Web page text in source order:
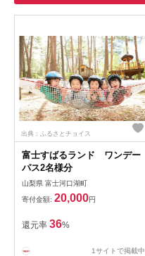
出典：ふるさとチョイス
富士すばるランド ワンデー
パス2名様分
山梨県 富士河口湖町
寄付金額: 20,000円
還元率 36%
1サイトで掲載中